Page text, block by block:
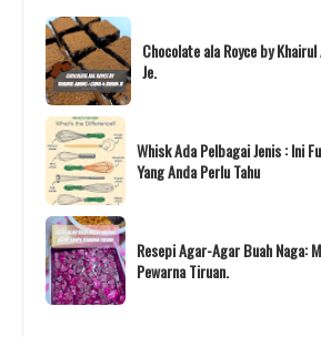
Chocolate ala Royce by
Je.
Whisk Ada Pelbagai Jenis : Ini
Yang Anda Perlu Tahu
Resepi Agar-Agar Buah Naga:
Pewarna Tiruan.